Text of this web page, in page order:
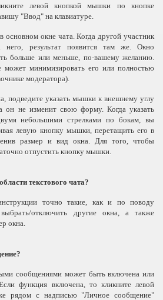
левой кнопкой мышки по кнопке
"Ввод" на клавиатуре.
окне чата. Когда другой участник
него, результат появится там же. Окно
больше или меньше, по-вашему желанию.
минимизировать его или полностью
модератора).
подведите указать мышки к внешнему углу
он не изменит свою форму. Когда указать
небольшими стрелками по бокам, вы
левую кнопку мышки, перетащить его в
размер и вид окна. Для того, чтобы
отпустить кнопку мышки.
текстового чата?
точно такие, как и по поводу
отключить другие окна, а также
окна.
сообщениями может быть включена или
функция включена, то кликните левой
рядом с надписью "Личное сообщение"